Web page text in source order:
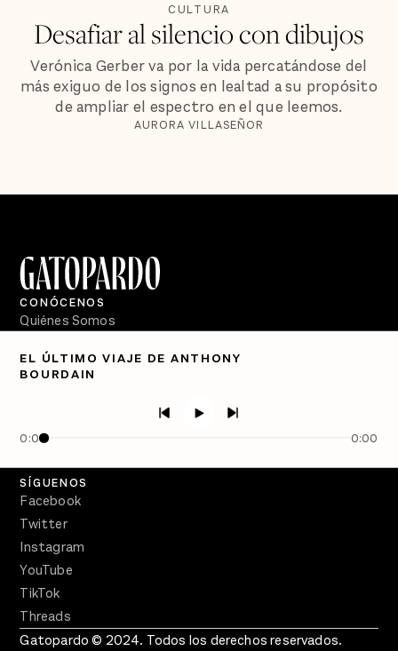
CULTURA
Desafiar al silencio con dibujos
Verónica Gerber va por la vida percatándose del
más exiguo de los signos en lealtad a su propósito
de ampliar el espectro en el que leemos.
AURORA VILLASEÑOR
EL ÚLTIMO VIAJE DE ANTHONY
BOURDAIN
0:00 0:00
CONÓCENOS
Quiénes Somos
PÓDCASTS
Crecer en Distopía
SÍGUENOS
Facebook
Twitter
Instagram
YouTube
TikTok
Threads
Gatopardo © 2024. Todos los derechos reservados.